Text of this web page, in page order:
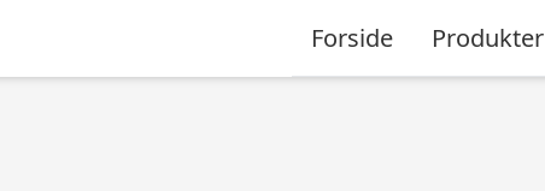
Forside Produkter